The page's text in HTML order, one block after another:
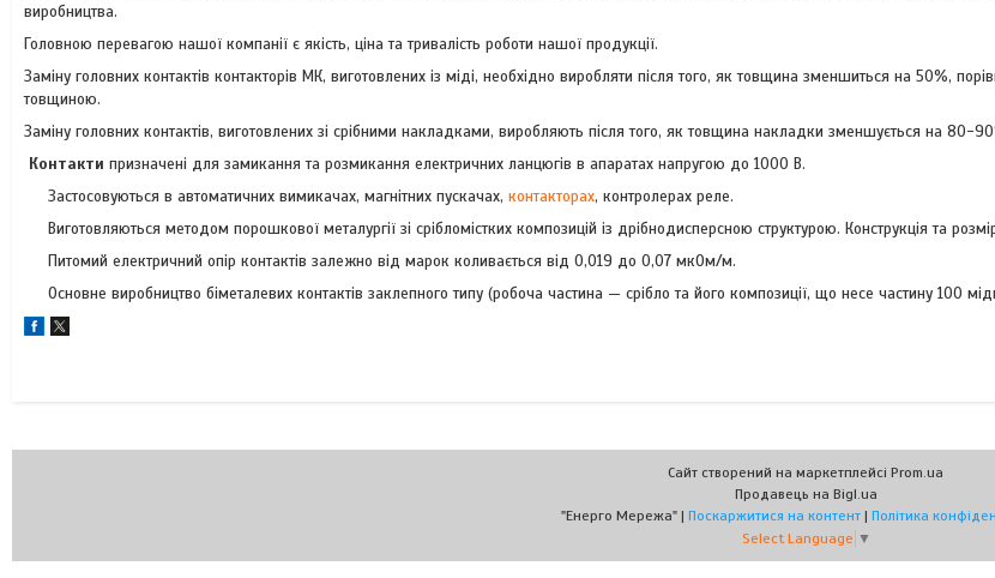
виробництва.
Головною перевагою нашої компанії є якість, ціна та тривалість роботи нашої продукції.
Заміну головних контактів контакторів МК, виготовлених із міді, необхідно виробляти після того, як товщина зменшиться на 50%,
товщиною.
Заміну головних контактів, виготовлених зі срібними накладками, виробляють після того, як товщина накладки зменшується на 80-
Контакти призначені для замикання та розмикання електричних ланцюгів в апаратах напругою до 1000 В.
Застосовуються в автоматичних вимикачах, магнітних пускачах, контакторах, контролерах реле.
Виготовляються методом порошкової металургії зі срібломістких композицій із дрібнодисперсною структурою. Конструкція та
Питомий електричний опір контактів залежно від марок коливається від 0,019 до 0,07 мкОм/м.
Основне виробництво біметалевих контактів заклепного типу (робоча частина — срібло та його композиції, що несе частину 100
Сайт створений на маркетплейсі Prom.ua
Продавець на Bigl.ua
"Енерго Мережа" | Поскаржитися на контент | Політика
Select Language ▼